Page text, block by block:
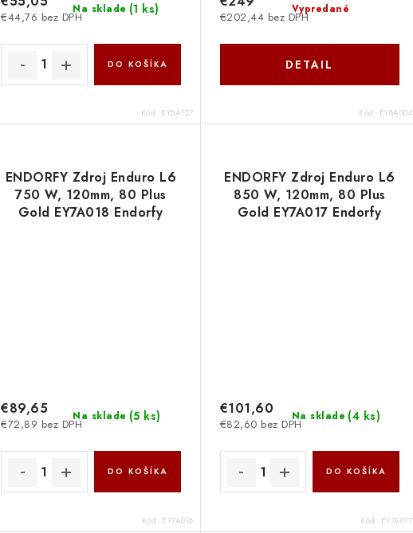
u
k
v
Na sklade (1 ks)
€44,76 bez DPH
DO KOŠÍKA
Kód: EY5A127
Vypredané
€202,44 bez DPH
DETAIL
Kód: EY8A004
ENDORFY Zdroj Enduro L6
750 W, 120mm, 80 Plus
Gold EY7A018 Endorfy
Na sklade (5 ks)
€72,89 bez DPH
€89,65
DO KOŠÍKA
Kód: EY7A018
ENDORFY Zdroj Enduro L6
850 W, 120mm, 80 Plus
Gold EY7A017 Endorfy
Na sklade (4 ks)
€82,60 bez DPH
€101,60
DO KOŠÍKA
Kód: EY7A017